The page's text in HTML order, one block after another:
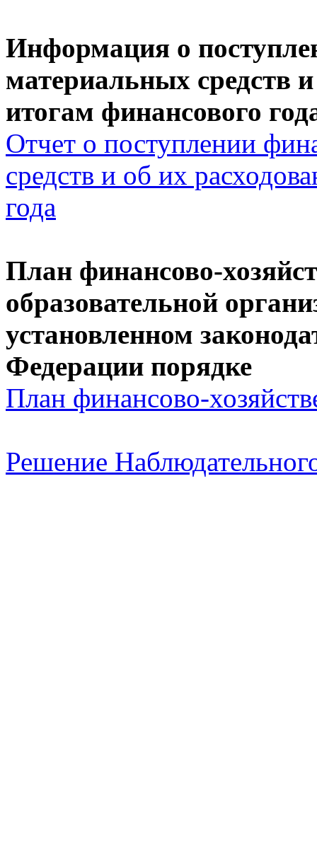
Информация о
материальных средств
итогам финансового
Отчет о поступлении
средств и об их
года
План финансово-
образовательной
установленном
Федерации порядке
План финансово-
Решение